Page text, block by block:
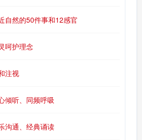
自然的50件事和12感官
呵护理念
注视
倾听、同频呼吸
沟通、经典诵读